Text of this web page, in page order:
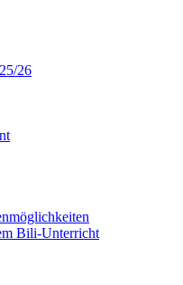
26
Bili-Unterricht